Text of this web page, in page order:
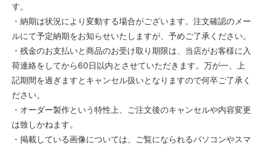
55,000円(税込)
55,000円(税込)
6 1/2A
6 1/2B
す。
・納期は状況により変動する場合がございます。注文確認のメー
ルにて予定納期をお知らせいたしますが、予めご了承ください。
・残金のお支払いと商品のお受け取り期限は、当店がお客様に入
荷連絡をしてから60日以内とさせていただきます。万が一、上
記期間を過ぎますとキャンセル扱いとなりますので何卒ご了承く
ださい。
・オーダー製作という特性上、ご注文後のキャンセルや内容変更
は致しかねます。
・掲載している画像については、ご覧になられるパソコンやスマ